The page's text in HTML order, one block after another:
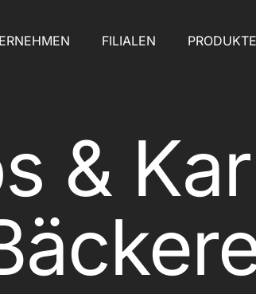
FILIALEN PRODUKTE
&